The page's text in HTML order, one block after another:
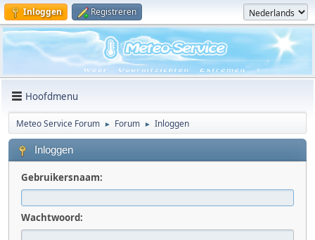
Inloggen Registreren
Hoofdmenu
Meteo Service Forum ► Forum ► Inloggen
Inloggen
Gebruikersnaam:
Wachtwoord: